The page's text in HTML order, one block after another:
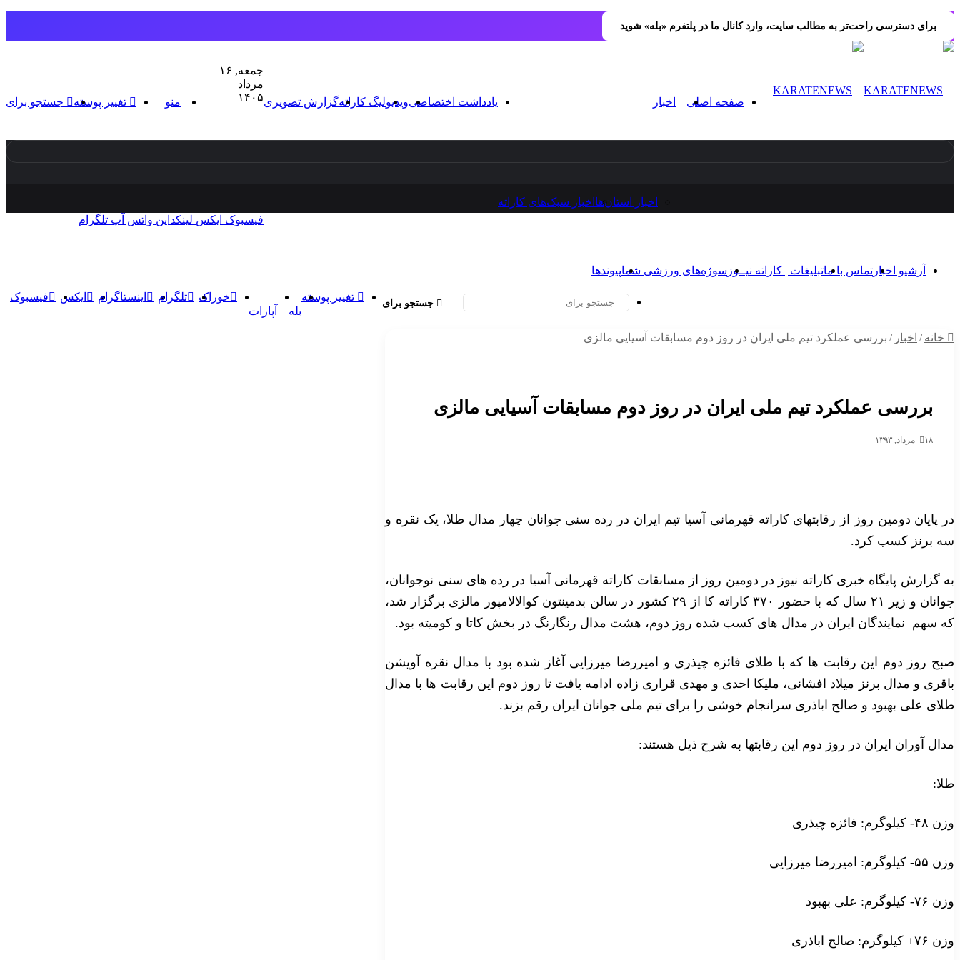
برای دسترسی راحت‌تر به مطالب سایت، وارد کانال ما در پلتفرم «بله» شوید
جستجو برای تغییر پوسته منو صفحه اصلی اخبار
اخبار استان‌ها اخبار سبک‌های کاراته
یادداشت اختصاصیویدیولیگ کاراتهگزارش تصویری
جمعه, ۱۶
مرداد
۱۴۰۵
آرشیو اخبار تماس‌ با‌ ماتبلیغات | کاراته نیــوز سوژه‌های ورزشی شماپیوندها
فیسبوک ایکس اینستاگرام تلگرام
خوراک
آپارات
بله
تغییر پوسته جستجو برای
خانه / اخبار / بررسی عملکرد تیم ملی ایران در روز دوم مسابقات آسیایی مالزی
بررسی عملکرد تیم ملی ایران در روز دوم مسابقات آسیایی مالزی
۱۸ مرداد, ۱۳۹۳
در پایان دومین روز از رقابتهای کاراته قهرمانی آسیا تیم ایران در رده سنی جوانان چهار مدال طلا، یک نقره و
سه برنز کسب کرد.
به گزارش پایگاه خبری کاراته نیوز در دومین روز از مسابقات کاراته قهرمانی آسیا در رده های سنی نوجوانان،
جوانان و زیر ۲۱ سال که با حضور ۳۷۰ کاراته کا از ۲۹ کشور در سالن بدمینتون کوالالامپور مالزی برگزار شد،
که سهم نمایندگان ایران در مدال های کسب شده روز دوم، هشت مدال رنگارنگ در بخش کاتا و کومیته بود.
صبح روز دوم این رقابت ها که با طلای فائزه چیذری و امیررضا میرزایی آغاز شده بود با مدال نقره آویشن
باقری و مدال برنز میلاد افشانی، ملیکا احدی و مهدی قراری زاده ادامه یافت تا روز دوم این رقابت ها با مدال
طلای علی بهبود و صالح اباذری سرانجام خوشی را برای تیم ملی جوانان ایران رقم بزند.
مدال آوران ایران در روز دوم این رقابتها به شرح ذیل هستند:
طلا:
وزن ۴۸- کیلوگرم: فائزه چیذری
وزن ۵۵- کیلوگرم: امیررضا میرزایی
وزن ۷۶- کیلوگرم: علی بهبود
وزن ۷۶+ کیلوگرم: صالح اباذری
فیسبوک ایکس لینکداین واتس آپ تلگرام